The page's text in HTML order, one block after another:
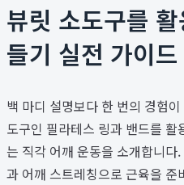
뷰릿 소도구를
들기 실전 가이드
백 마디 설명보다 한 번의 경험
도구인 필라테스 링과 밴드를
는 직각 어깨 운동을 소개합니
과 어깨 스트레칭으로 근육을